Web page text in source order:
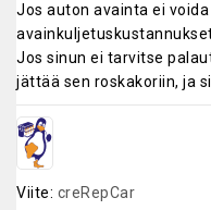
Jos auton avainta ei
Jos sinun ei tarvitse
jättää sen roskakoriin, ja
Viite: creRepCar